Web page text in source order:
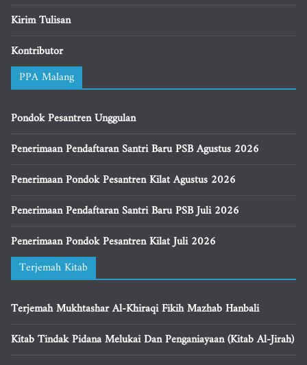
Kirim Tulisan
Kontributor
PPA Malang
Pondok Pesantren Unggulan
Penerimaan Pendaftaran Santri Baru PSB Agustus 2026
Penerimaan Pondok Pesantren Kilat Agustus 2026
Penerimaan Pendaftaran Santri Baru PSB Juli 2026
Penerimaan Pondok Pesantren Kilat Juli 2026
Terjemah Kitab
Terjemah Mukhtashar Al-Khiraqi Fikih Mazhab Hanbali
Kitab Tindak Pidana Melukai Dan Penganiayaan (Kitab Al-Jirah)